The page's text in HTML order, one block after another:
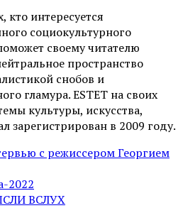
кто интересуeтся
социокультурного
своему читателю
пространство
снобов и
гламура. ESTET на своих
культуры, искусства,
зарегистрирован в 2009 году.
с режиссером Георгием
2022
ВСЛУХ